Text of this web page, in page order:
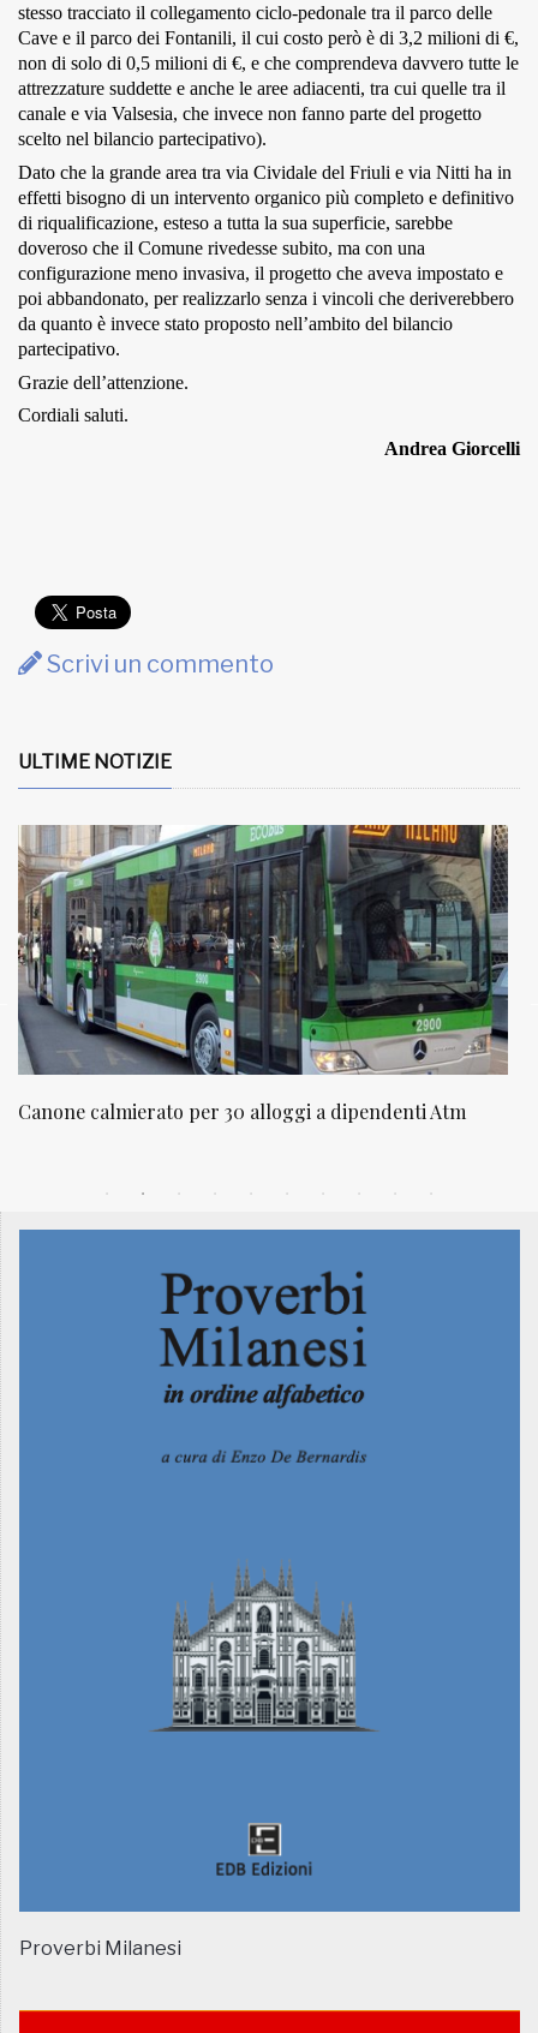
stesso tracciato il collegamento ciclo-pedonale tra il parco delle
Cave e il parco dei Fontanili, il cui costo però è di 3,2 milioni di €,
non di solo di 0,5 milioni di €, e che comprendeva davvero tutte le
attrezzature suddette e anche le aree adiacenti, tra cui quelle tra il
canale e via Valsesia, che invece non fanno parte del progetto
scelto nel bilancio partecipativo).
Dato che la grande area tra via Cividale del Friuli e via Nitti ha in
effetti bisogno di un intervento organico più completo e definitivo
di riqualificazione, esteso a tutta la sua superficie, sarebbe
doveroso che il Comune rivedesse subito, ma con una
configurazione meno invasiva, il progetto che aveva impostato e
poi abbandonato, per realizzarlo senza i vincoli che deriverebbero
da quanto è invece stato proposto nell’ambito del bilancio
partecipativo.
Grazie dell’attenzione.
Cordiali saluti.
Andrea Giorcelli
Scrivi un commento
ULTIME NOTIZIE
NATUROPATIA IN BREVE 20/01
Proverbi Milanesi